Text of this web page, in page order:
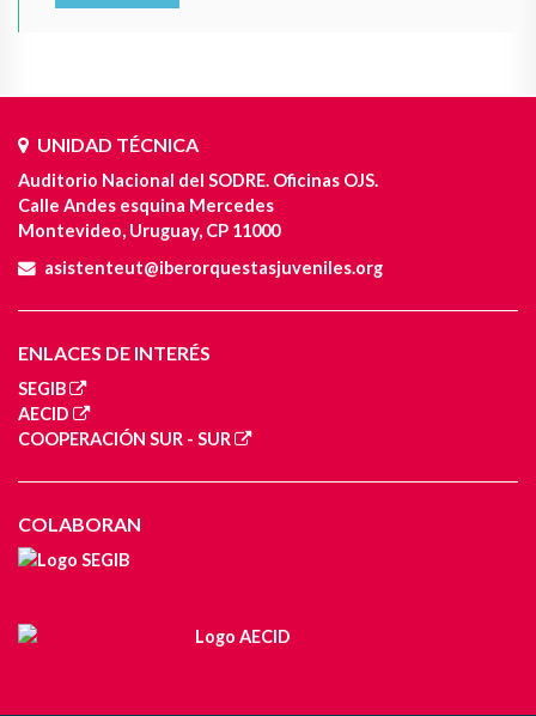
UNIDAD TÉCNICA
Auditorio Nacional del SODRE. Oficinas OJS.
Calle Andes esquina Mercedes
Montevideo, Uruguay, CP 11000
asistenteut@iberorquestasjuveniles.org
ENLACES DE INTERÉS
SEGIB
AECID
COOPERACIÓN SUR - SUR
COLABORAN